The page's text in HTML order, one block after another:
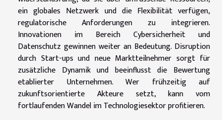
ein globales Netzwerk und die Flexibilität verfügen,
regulatorische Anforderungen zu integrieren.
Innovationen im Bereich Cybersicherheit und
Datenschutz gewinnen weiter an Bedeutung. Disruption
durch Start-ups und neue Marktteilnehmer sorgt für
zusätzliche Dynamik und beeinflusst die Bewertung
etablierter Unternehmen. Wer frühzeitig auf
zukunftsorientierte Akteure setzt, kann vom
fortlaufenden Wandel im Technologiesektor profitieren.